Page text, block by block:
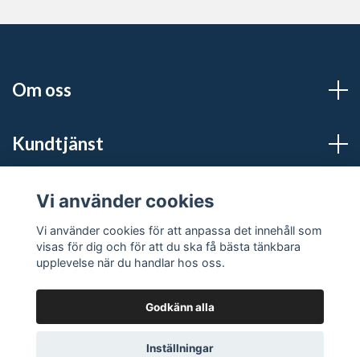
Om oss
Kundtjänst
Sociala medier
© 2026 S:t Pers GuldPowered by Quickbutik
Vi använder cookies
Vi använder cookies för att anpassa det innehåll som
visas för dig och för att du ska få bästa tänkbara
upplevelse när du handlar hos oss.
Godkänn alla
Inställningar